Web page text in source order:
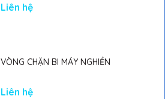
Liên hệ
VÒNG CHẶN BI MÁY NGHIỀN
Liên hệ